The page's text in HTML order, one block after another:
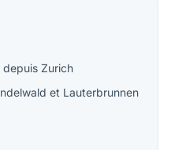
Zurich
et Lauterbrunnen